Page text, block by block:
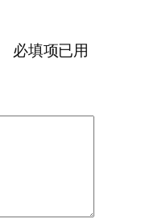
必填项已用